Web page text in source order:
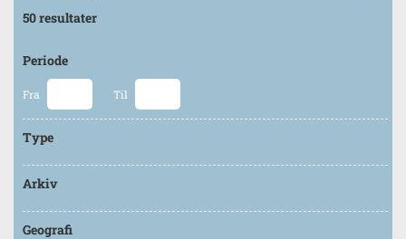
50 resultater
Periode
Fra Til
Type
Arkiv
Geografi